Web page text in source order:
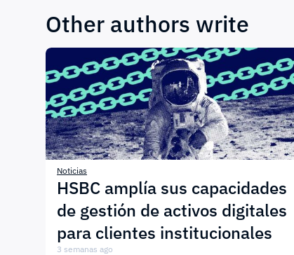
Other authors write
Noticias
HSBC amplía sus capacidades
de gestión de activos digitales
para clientes institucionales
3 semanas ago